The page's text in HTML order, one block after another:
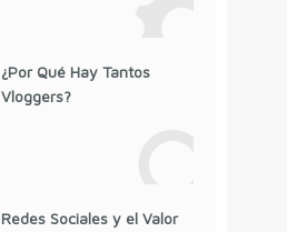
¿Por Qué Hay Tantos
Vloggers?
Redes Sociales y el Valor